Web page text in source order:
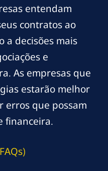
entendam
contratos ao
a decisões mais
e
As empresas que
estarão melhor
erros que possam
financeira.